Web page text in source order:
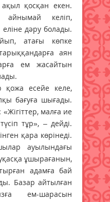
қосқан екен.
келіп,
дәру болады.
атағы көпке
аян
ем жасайтын
қожа есейе келе,
бағуға шығады.
малға ие
тұр», – дейді.
қара көрінеді.
ауылындағы
ұшырағанын,
адамға бай
Базар айтылған
ем-шарасын